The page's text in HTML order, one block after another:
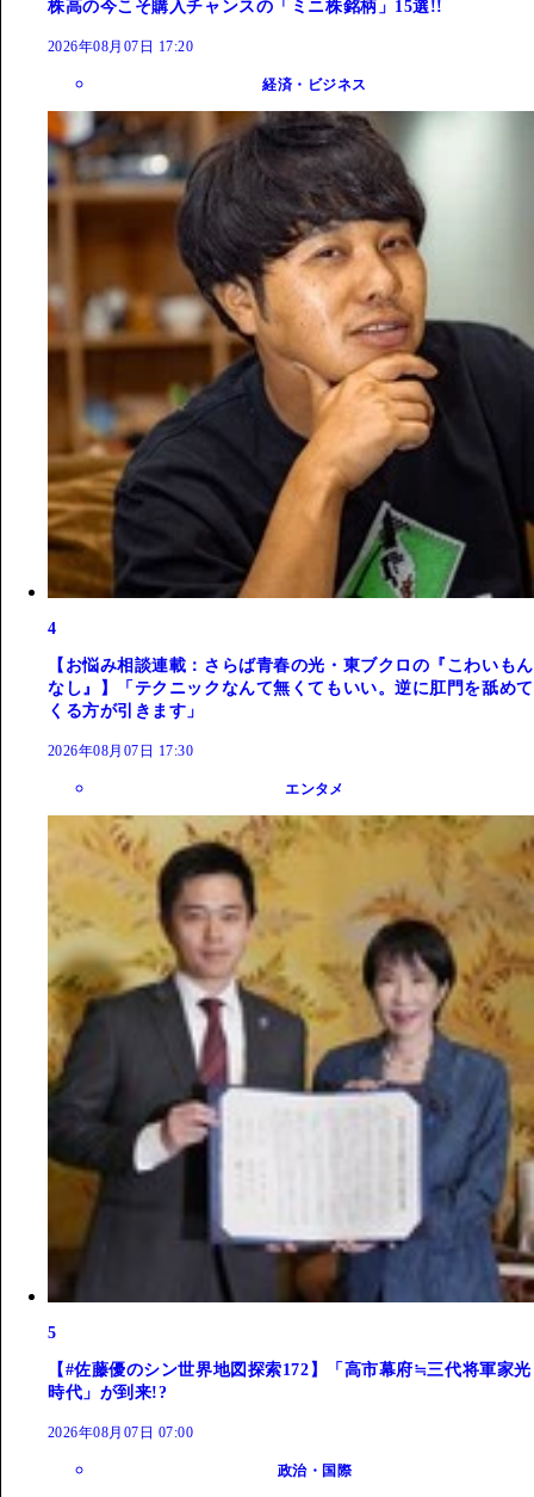
株高の今こそ購入チャンスの「ミニ株銘柄」15選!!
2026年08月07日 17:20
経済・ビジネス
4
【お悩み相談連載：さらば青春の光・東ブクロの『こわいもん
なし』】「テクニックなんて無くてもいい。逆に肛門を舐めて
くる方が引きます」
2026年08月07日 17:30
エンタメ
5
【#佐藤優のシン世界地図探索172】「高市幕府≒三代将軍家光
時代」が到来!?
2026年08月07日 07:00
政治・国際